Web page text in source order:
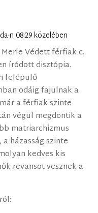
n 08:29 közelében
Védett férfiak c.
íródott disztópia.
felépülő
odáig fajulnak a
a férfiak szinte
végül megdöntik a
matriarchizmus
házasság szinte
kedves kis
revansot vesznek a